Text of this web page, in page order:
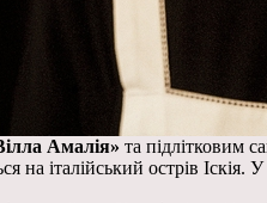
Амалія» та підлітковим
на італійський острів